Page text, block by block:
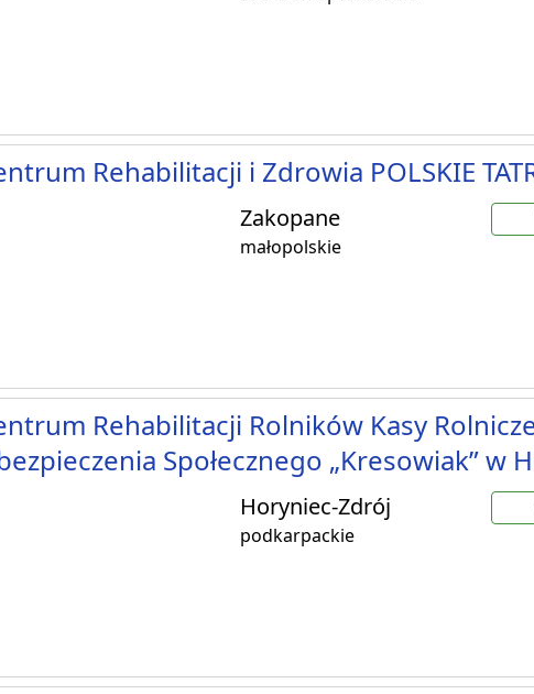
Rehabilitacji i Zdrowia POLSKIE
Zakopane
małopolskie
Rehabilitacji Rolników Kasy
Społecznego „Kresowiak” w
Horyniec-Zdrój
podkarpackie